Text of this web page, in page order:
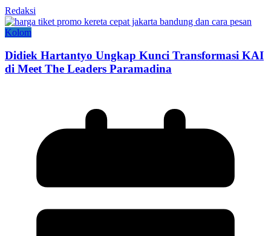
Redaksi
Kolom
Didiek Hartantyo Ungkap Kunci Transformasi KAI
di Meet The Leaders Paramadina